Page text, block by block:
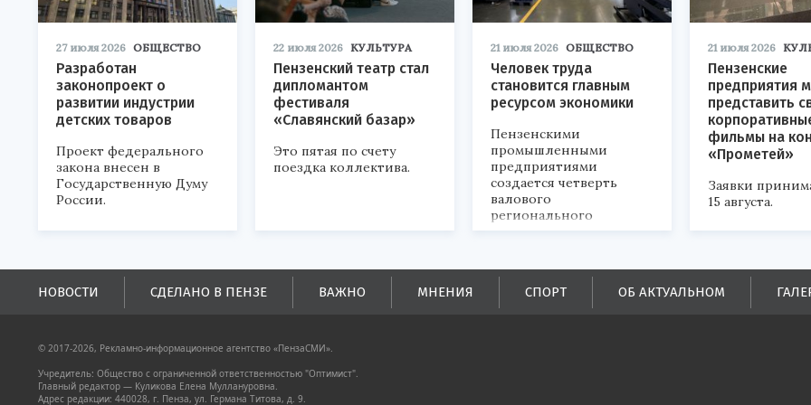
27 июля 2026 ОБЩЕСТВО
Разработан
законопроект о
развитии индустрии
детских товаров
Проект федерального
закона внесен в
Государственную Думу
России.
22 июля 2026 КУЛЬТУРА
Пензенский театр стал
дипломантом
фестиваля
«Славянский базар»
Это пятая по счету
поездка коллектива.
21 июля 2026 ОБЩЕСТВО
Человек труда
становится главным
ресурсом экономики
Пензенскими
промышленными
предприятиями
создается четверть
валового
регионального
продукта и
поступлений в
бюджеты всех уровней.
21 июля 2026
Пензенские
предприятия
представить
фильмы на
«Прометей»
Заявки
15 августа.
НОВОСТИ СДЕЛАНО В ПЕНЗЕ ВАЖНО МНЕНИЯ СПОРТ ОБ АКТУАЛЬНОМ
© 2017-2026, Рекламно-информационное агентство «ПензаСМИ».
Учредитель: Общество с ограниченной ответственностью "Оптимист".
Главный редактор — Куликова Елена Муллануровна.
Адрес редакции: 440028, г. Пенза, ул. Германа Титова, д. 9.